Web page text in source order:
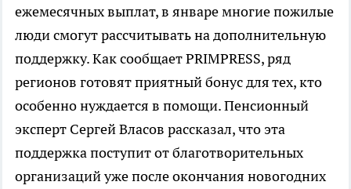
ежемесячных выплат, в январе многие пожилые
люди смогут рассчитывать на дополнительную
поддержку. Как сообщает PRIMPRESS, ряд
регионов готовят приятный бонус для тех, кто
особенно нуждается в помощи. Пенсионный
эксперт Сергей Власов рассказал, что эта
поддержка поступит от благотворительных
организаций уже после окончания новогодних